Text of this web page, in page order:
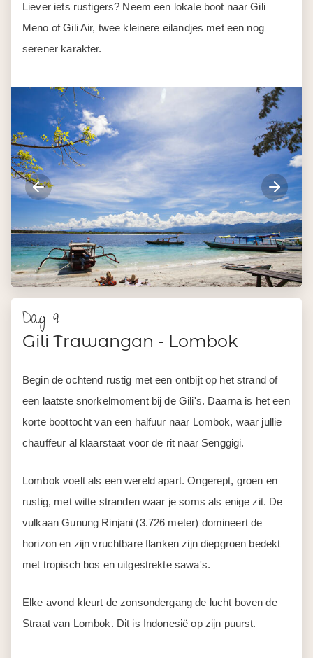
Liever iets rustigers? Neem een lokale boot naar Gili
Meno of Gili Air, twee kleinere eilandjes met een nog
serener karakter.
Dag 9
Gili Trawangan - Lombok
Begin de ochtend rustig met een ontbijt op het strand of
een laatste snorkelmoment bij de Gili's. Daarna is het een
korte boottocht van een halfuur naar Lombok, waar jullie
chauffeur al klaarstaat voor de rit naar Senggigi.
Lombok voelt als een wereld apart. Ongerept, groen en
rustig, met witte stranden waar je soms als enige zit. De
vulkaan Gunung Rinjani (3.726 meter) domineert de
horizon en zijn vruchtbare flanken zijn diepgroen bedekt
met tropisch bos en uitgestrekte sawa's.
Elke avond kleurt de zonsondergang de lucht boven de
Straat van Lombok. Dit is Indonesië op zijn puurst.